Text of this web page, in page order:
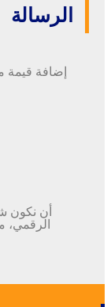
الرسالة
إضافة قيمة
أن نكون
الرقمي،